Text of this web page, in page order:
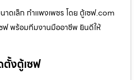
ดเล็ก กำแพงเพชร โดย ตู้เซฟ.com
ฟ พร้อมทีมงานมืออาชีพ ยินดีให้
ตั้งตู้เซฟ